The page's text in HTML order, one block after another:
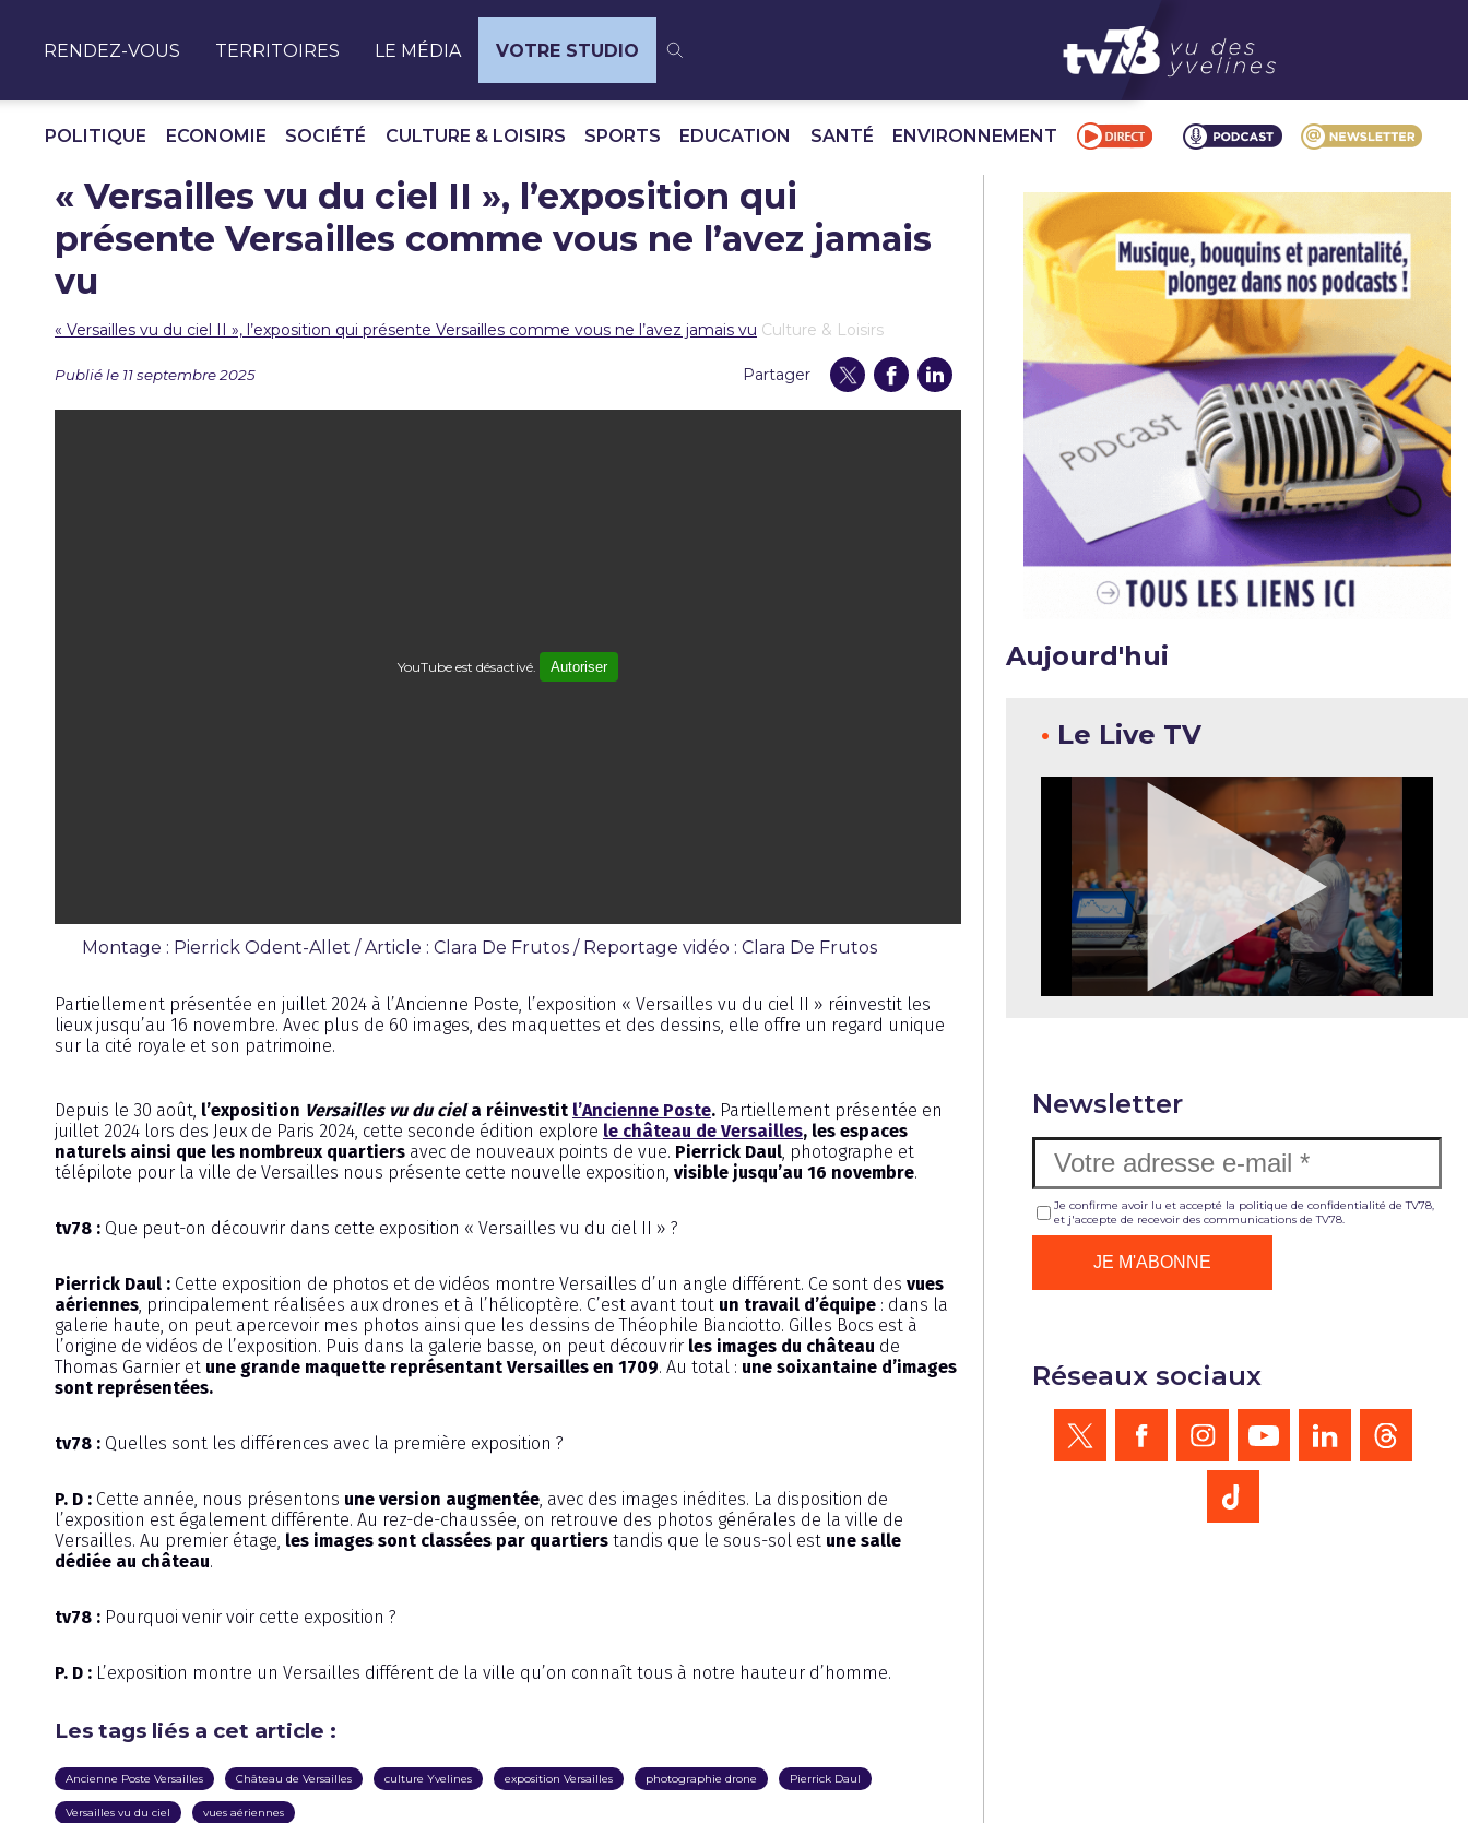
RENDEZ-VOUS TERRITOIRES LE MÉDIA VOTRE STUDIO
POLITIQUE ECONOMIE SOCIÉTÉ CULTURE & LOISIRS SPORTS EDUCATION SANTÉ ENVIRONNEMENT
« Versailles vu du ciel II », l’exposition qui
présente Versailles comme vous ne l’avez jamais
vu
« Versailles vu du ciel II », l’exposition qui présente Versailles comme vous ne l’avez jamais vu Culture & Loisirs
Publié le 11 septembre 2025 Partager
YouTube est désactivé. Autoriser
Montage : Pierrick Odent-Allet / Article : Clara De Frutos / Reportage vidéo : Clara De Frutos
Partiellement présentée en juillet 2024 à l’Ancienne Poste, l’exposition « Versailles vu du ciel II » réinvestit les
lieux jusqu’au 16 novembre. Avec plus de 60 images, des maquettes et des dessins, elle offre un regard unique
sur la cité royale et son patrimoine.
Depuis le 30 août, l’exposition Versailles vu du ciela réinvestit l’Ancienne Poste. Partiellement présentée en
juillet 2024 lors des Jeux de Paris 2024, cette seconde édition explore le château de Versailles, les espaces
naturels ainsi que les nombreux quartiers avec de nouveaux points de vue. Pierrick Daul, photographe et
télépilote pour la ville de Versailles nous présente cette nouvelle exposition, visible jusqu’au 16 novembre.
tv78 : Que peut-on découvrir dans cette exposition « Versailles vu du ciel II » ?
Pierrick Daul : Cette exposition de photos et de vidéos montre Versailles d’un angle différent. Ce sont des vues
aériennes, principalement réalisées aux drones et à l’hélicoptère. C’est avant tout un travail d’équipe : dans la
galerie haute, on peut apercevoir mes photos ainsi que les dessins de Théophile Bianciotto. Gilles Bocs est à
l’origine de vidéos de l’exposition. Puis dans la galerie basse, on peut découvrir les images du château de
Thomas Garnier et une grande maquette représentant Versailles en 1709. Au total : une soixantaine d’images
sont représentées.
tv78 : Quelles sont les différences avec la première exposition ?
P. D : Cette année, nous présentons une version augmentée, avec des images inédites. La disposition de
l’exposition est également différente. Au rez-de-chaussée, on retrouve des photos générales de la ville de
Versailles. Au premier étage, les images sont classées par quartiers tandis que le sous-sol est une salle
dédiée au château.
tv78 : Pourquoi venir voir cette exposition ?
P. D : L’exposition montre un Versailles différent de la ville qu’on connaît tous à notre hauteur d’homme.
Les tags liés a cet article :
Ancienne Poste Versailles Château de Versailles culture Yvelines exposition Versailles photographie drone Pierrick Daul
Versailles vu du ciel vues aériennes
Aujourd'hui
• Le Live TV
Newsletter
Je confirme avoir lu et accepté la politique de confidentialité de TV78,
et j'accepte de recevoir des communications de TV78.
Réseaux sociaux